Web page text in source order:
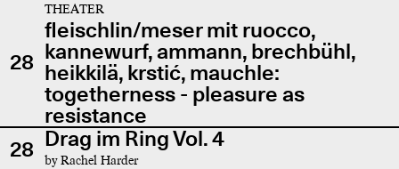
28
THEATER
fleischlin/meser mit ruocco,
kannewurf, ammann, brechbühl,
heikkilä, krstić, mauchle:
togetherness - pleasure as
resistance
28 Drag im Ring Vol. 4
by Rachel Harder